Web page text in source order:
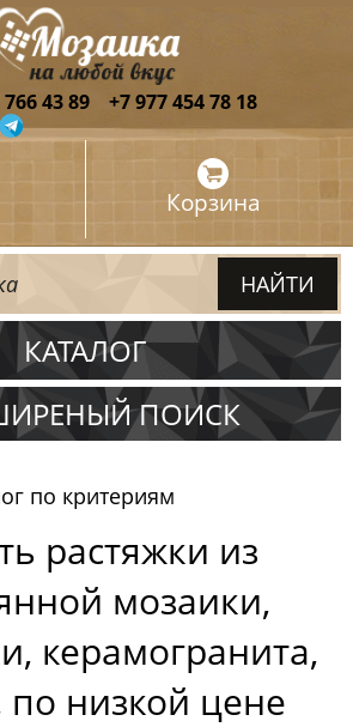
43 89 +7 977 454 78 18
Корзина
КАТАЛОГ
ПОИСК
по критериям
растяжки из
мозаики,
керамогранита,
по низкой цене